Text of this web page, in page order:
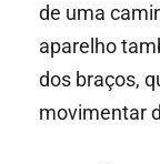
de uma
aparelho
dos braços,
movimentar